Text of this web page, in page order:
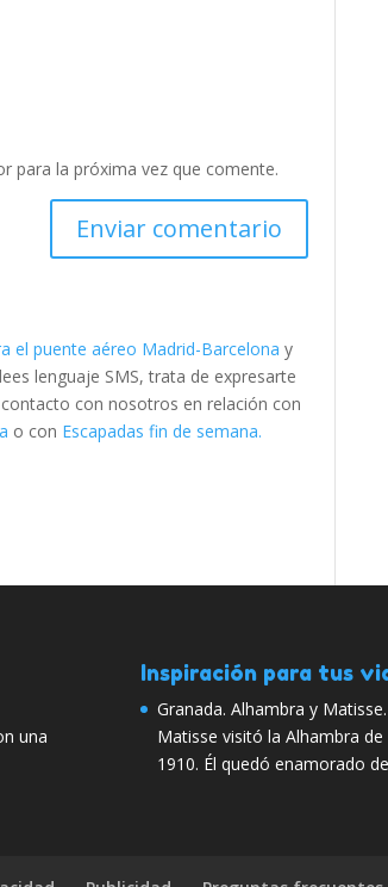
para la próxima vez que comente.
el puente aéreo Madrid-Barcelona y
lenguaje SMS, trata de expresarte
con nosotros en relación con
o con Escapadas fin de semana.
una
Inspiración para tus
Granada. Alhambra y
Matisse visitó la Alhambra
1910. Él quedó enamorado